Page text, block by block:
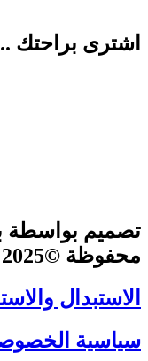
اشترى براحتك
تصميم بواسطة
محفوظة ©2025 classic perfume store
الاستبدال
سياسية